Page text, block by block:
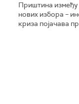
Приштина
нових избора –
криза појачава